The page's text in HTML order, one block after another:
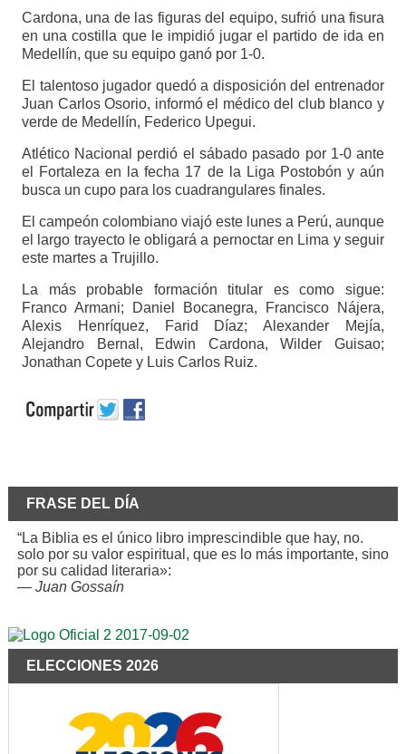
Cardona, una de las figuras del equipo, sufrió una fisura
en una costilla que le impidió jugar el partido de ida en
Medellín, que su equipo ganó por 1-0.
El talentoso jugador quedó a disposición del entrenador
Juan Carlos Osorio, informó el médico del club blanco y
verde de Medellín, Federico Upegui.
Atlético Nacional perdió el sábado pasado por 1-0 ante
el Fortaleza en la fecha 17 de la Liga Postobón y aún
busca un cupo para los cuadrangulares finales.
El campeón colombiano viajó este lunes a Perú, aunque
el largo trayecto le obligará a pernoctar en Lima y seguir
este martes a Trujillo.
La más probable formación titular es como sigue:
Franco Armani; Daniel Bocanegra, Francisco Nájera,
Alexis Henríquez, Farid Díaz; Alexander Mejía,
Alejandro Bernal, Edwin Cardona, Wilder Guisao;
Jonathan Copete y Luis Carlos Ruiz.
FRASE DEL DÍA
“La Biblia es el único libro imprescindible que hay, no.
solo por su valor espiritual, que es lo más importante, sino
por su calidad literaria»:
— Juan Gossaín
ELECCIONES 2026